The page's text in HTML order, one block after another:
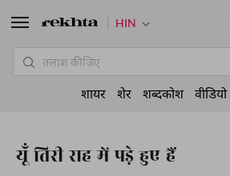
यूँ तिरी राह में पड़े हुए हैं
HIN
शायर शेर शब्दकोश वीडियो